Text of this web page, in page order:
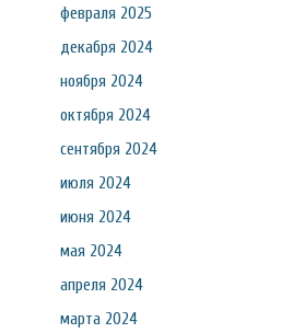
февраля 2025
декабря 2024
ноября 2024
октября 2024
сентября 2024
июля 2024
июня 2024
мая 2024
апреля 2024
марта 2024